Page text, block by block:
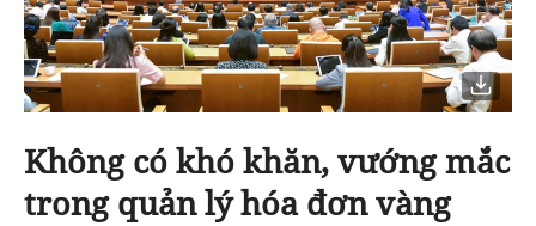
Không có khó khăn, vướng mắc
trong quản lý hóa đơn vàng